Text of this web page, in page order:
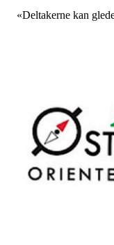
«Deltakerne kan